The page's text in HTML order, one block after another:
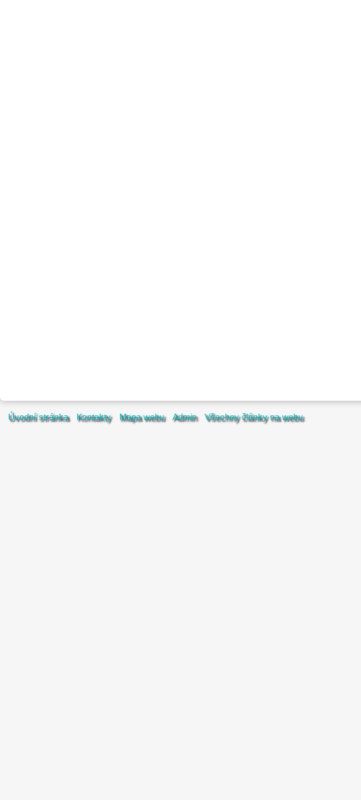
Úvodní stránka Kontakty Mapa webu Admin Všechny články na webu